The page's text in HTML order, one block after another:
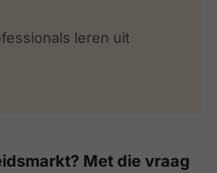
leren uit
Met die vraag